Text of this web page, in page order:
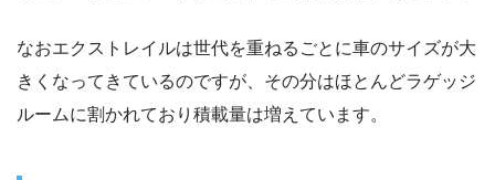
なおエクストレイルは世代を重ねるごとに車のサイズが大
きくなってきているのですが、その分はほとんどラゲッジ
ルームに割かれており積載量は増えています。